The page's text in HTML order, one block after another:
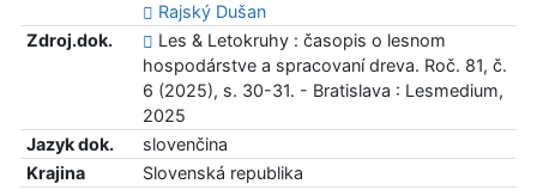
Rajský Dušan
Zdroj.dok.
Les & Letokruhy : časopis o lesnom
hospodárstve a spracovaní dreva. Roč. 81, č.
6 (2025), s. 30-31. - Bratislava : Lesmedium,
2025
Jazyk dok.
slovenčina
Krajina
Slovenská republika